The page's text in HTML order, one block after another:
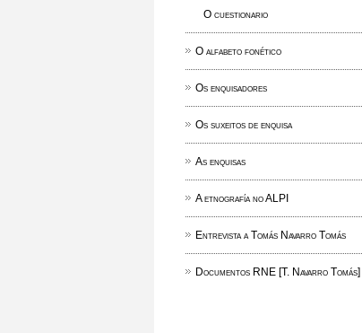
O cuestionario
O alfabeto fonético
Os enquisadores
Os suxeitos de enquisa
As enquisas
A etnografía no ALPI
Entrevista a Tomás Navarro Tomás
Documentos RNE [T. Navarro Tomás]